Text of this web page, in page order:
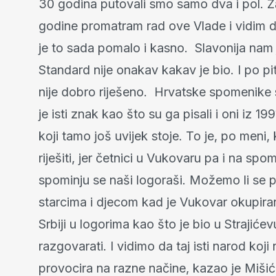
30 godina putovali smo samo dva i pol.
godine promatram rad ove Vlade i vidim
je to sada pomalo i kasno. Slavonija
Standard nije onakav kakav je bio. I po
nije dobro riješeno. Hrvatske spomenike
je isti znak kao što su ga pisali i oni iz
koji tamo još uvijek stoje. To je, po
riješiti, jer četnici u Vukovaru pa i na
spominju se naši logoraši. Možemo li se
starcima i djecom kad je Vukovar
Srbiji u logorima kao što je bio u
razgovarati. I vidimo da taj isti narod koji
provocira na razne načine, kazao je